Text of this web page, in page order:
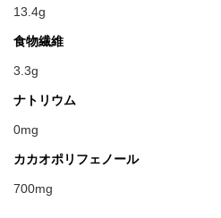
13.4g
食物繊維
3.3g
ナトリウム
0mg
カカオポリフェノール
700mg